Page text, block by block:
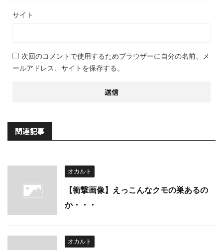
サイト
次回のコメントで使用するためブラウザーに自分の名前、メ
ールアドレス、サイトを保存する。
関連記事
オカルト
【衝撃画像】えっこんなクモの巣あるの
か・・・
オカルト